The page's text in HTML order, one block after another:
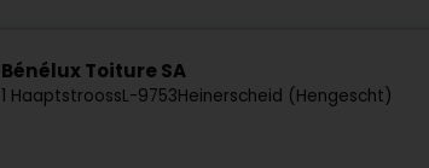
Bénélux Toiture SA
1 HaaptstroossL-9753Heinerscheid (Hengescht)